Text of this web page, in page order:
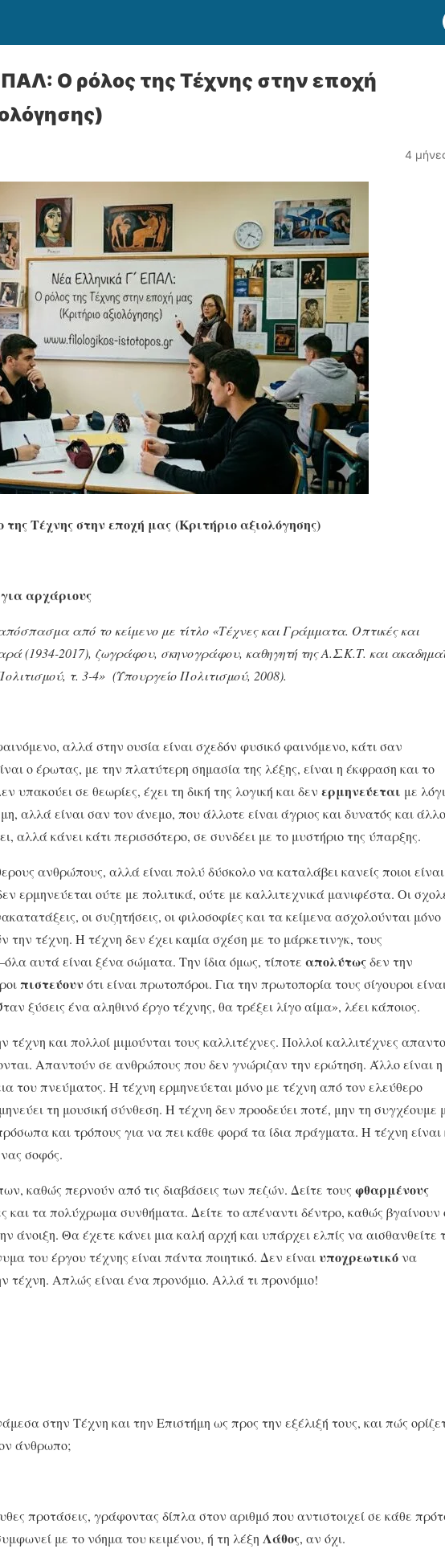
Ο ρόλος της Τέχνης στην εποχή
4
Τέχνης στην εποχή μας (Κριτήριο αξιολόγησης)
αρχάριους
από το κείμενο με τίτλο «Τέχνες και Γράμματα. Οπτικές και
(1934-2017), ζωγράφου, σκηνογράφου, καθηγητή της Α.Σ.Κ.Τ. και
τ. 3-4» (Υπουργείο Πολιτισμού, 2008).
αλλά στην ουσία είναι σχεδόν φυσικό φαινόμενο, κάτι σαν
ο έρωτας, με την πλατύτερη σημασία της λέξης, είναι η έκφραση και το
υπακούει σε θεωρίες, έχει τη δική της λογική και δεν ερμηνεύεται με
αλλά είναι σαν τον άνεμο, που άλλοτε είναι άγριος και δυνατός και
αλλά κάνει κάτι περισσότερο, σε συνδέει με το μυστήριο της ύπαρξης.
ανθρώπους, αλλά είναι πολύ δύσκολο να καταλάβει κανείς ποιοι είναι
ερμηνεύεται ούτε με πολιτικά, ούτε με καλλιτεχνικά μανιφέστα. Οι
οι συζητήσεις, οι φιλοσοφίες και τα κείμενα ασχολούνται μόνο
την τέχνη. Η τέχνη δεν έχει καμία σχέση με το μάρκετινγκ, τους
αυτά είναι ξένα σώματα. Την ίδια όμως, τίποτε απολύτωςδεν την
πιστεύουν ότι είναι πρωτοπόροι. Για την πρωτοπορία τους σίγουροι
ξύσεις ένα αληθινό έργο τέχνης, θα τρέξει λίγο αίμα», λέει κάποιος.
και πολλοί μιμούνται τους καλλιτέχνες. Πολλοί καλλιτέχνες
Απαντούν σε ανθρώπους που δεν γνώριζαν την ερώτηση. Άλλο είναι η
του πνεύματος. Η τέχνη ερμηνεύεται μόνο με τέχνη από τον ελεύθερο
τη μουσική σύνθεση. Η τέχνη δεν προοδεύει ποτέ, μην τη συγχέουμε
και τρόπους για να πει κάθε φορά τα ίδια πράγματα. Η τέχνη είναι
σοφός.
καθώς περνούν από τις διαβάσεις των πεζών. Δείτε τους φθαρμένους
και τα πολύχρωμα συνθήματα. Δείτε το απέναντι δέντρο, καθώς βγαίνουν
άνοιξη. Θα έχετε κάνει μια καλή αρχή και υπάρχει ελπίς να αισθανθείτε
του έργου τέχνης είναι πάντα ποιητικό. Δεν είναιυποχρεωτικόνα
τέχνη. Απλώς είναι ένα προνόμιο. Αλλά τι προνόμιο!
στην Τέχνη και την Επιστήμη ως προς την εξέλιξή τους, και πώς
άνθρωπο;
προτάσεις, γράφοντας δίπλα στον αριθμό που αντιστοιχεί σε κάθε
με το νόημα του κειμένου, ή τη λέξη Λάθος, αν όχι.